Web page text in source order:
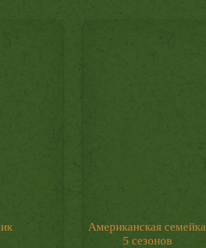
Американская семейка
5 сезонов